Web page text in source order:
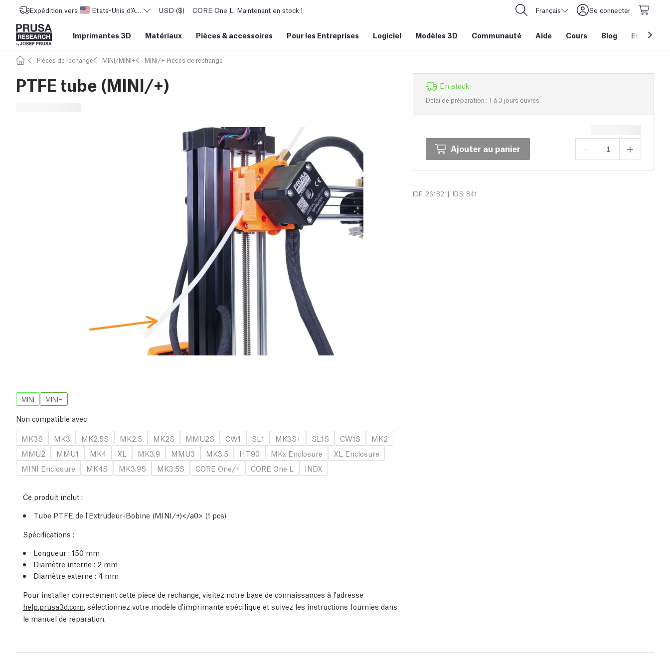
Expédition vers Etats-Unis d'AmériqueUSD ($) CORE One L: Maintenant en stock ! Français Se connecter
Imprimantes 3D Matériaux Pièces & accessoires Pour les Entreprises Logiciel Modèles 3D Communauté Aide Cours Blog Entreprise
Pièces de rechange MINI/MINI+ MINI/+ Pièces de rechange
PTFE tube (MINI/+) En stock
Délai de préparation : 1 à 3 jours ouvrés.
Ajouter au panier
IDF: 26182 | IDS: 841
MINI MINI+
Non compatible avec
MK3S
MK3 MK2.5S MK2.5 MK2S MMU2S CW1 SL1 MK3S+ SL1S CW1S
MK2
MMU2
MMU1 MK4 XL MK3.9 MMU3 MK3.5 HT90 MKx Enclosure
XL Enclosure
MINI Enclosure
MK4S MK3.9S MK3.5S CORE One/+ CORE One L INDX
Ce produit inclut :
Tube PTFE de l'Extrudeur-Bobine (MINI/+)</a0> (1 pcs)
Spécifications :
Longueur : 150 mm
Diamètre interne : 2 mm
Diamètre externe : 4 mm
Pour installer correctement cette pièce de rechange, visitez notre base de connaissances à l'adresse
help.prusa3d.com, sélectionnez votre modèle d'imprimante spécifique et suivez les instructions fournies dans
le manuel de réparation.